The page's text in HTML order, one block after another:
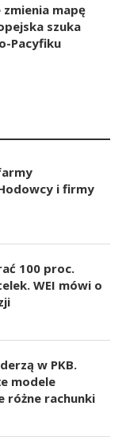
mapę
szuka
Pacyfiku
i firmy
100 proc.
WEI mówi o
w PKB.
modele
różne rachunki